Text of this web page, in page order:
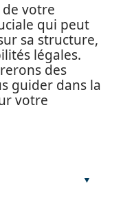
votre
qui peut
sa structure,
légales.
des
guider dans la
votre